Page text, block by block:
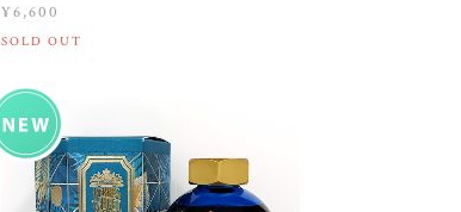
¥6,600
SOLD OUT